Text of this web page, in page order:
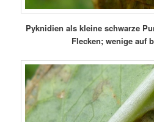
Pyknidien als kleine schwarze
Flecken; wenige auf